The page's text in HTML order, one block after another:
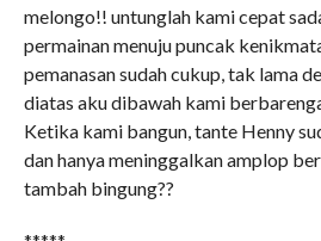
melongo!! untunglah kami cepat
permainan menuju puncak
pemanasan sudah cukup, tak lama
diatas aku dibawah kami
Ketika kami bangun, tante Henny
dan hanya meninggalkan amplop
tambah bingung??